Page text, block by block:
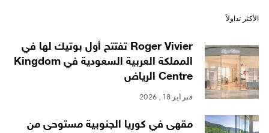
الأكثر تداولاً
Roger Vivier تفتتح أول بوتيك لها في
المملكة العربية السعودية في Kingdom
Centre الرياض
فبراير 18, 2026
مقهى في كوريا الجنوبية مستوحى من